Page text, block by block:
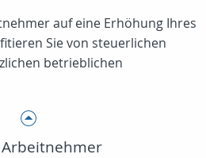
auf eine Erhöhung Ihres
Sie von steuerlichen
betrieblichen